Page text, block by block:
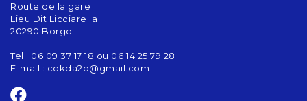
Route de la gare
Lieu Dit Licciarella
20290 Borgo
Tel : 06 09 37 17 18 ou 06 14 25 79 28
E-mail : cdkda2b@gmail.com